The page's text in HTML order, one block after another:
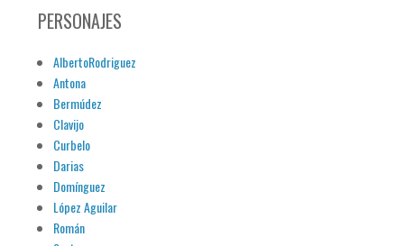
PERSONAJES
AlbertoRodriguez
Antona
Bermúdez
Clavijo
Curbelo
Darias
Domínguez
López Aguilar
Román